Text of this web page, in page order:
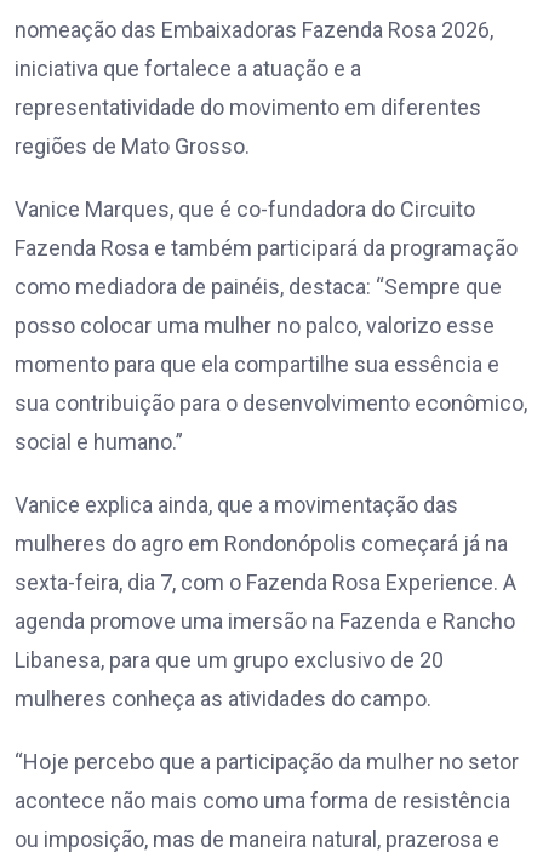
nomeação das Embaixadoras Fazenda Rosa 2026,
iniciativa que fortalece a atuação e a
representatividade do movimento em diferentes
regiões de Mato Grosso.
Vanice Marques, que é co-fundadora do Circuito
Fazenda Rosa e também participará da programação
como mediadora de painéis, destaca: “Sempre que
posso colocar uma mulher no palco, valorizo esse
momento para que ela compartilhe sua essência e
sua contribuição para o desenvolvimento econômico,
social e humano.”
Vanice explica ainda, que a movimentação das
mulheres do agro em Rondonópolis começará já na
sexta-feira, dia 7, com o Fazenda Rosa Experience. A
agenda promove uma imersão na Fazenda e Rancho
Libanesa, para que um grupo exclusivo de 20
mulheres conheça as atividades do campo.
“Hoje percebo que a participação da mulher no setor
acontece não mais como uma forma de resistência
ou imposição, mas de maneira natural, prazerosa e